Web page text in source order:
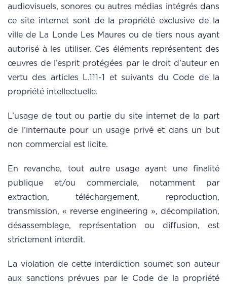
audiovisuels, sonores ou autres médias intégrés dans
ce site internet sont de la propriété exclusive de la
ville de La Londe Les Maures ou de tiers nous ayant
autorisé à les utiliser. Ces éléments représentent des
œuvres de l’esprit protégées par le droit d’auteur en
vertu des articles L.111-1 et suivants du Code de la
propriété intellectuelle.
L’usage de tout ou partie du site internet de la part
de l’internaute pour un usage privé et dans un but
non commercial est licite.
En revanche, tout autre usage ayant une finalité
publique et/ou commerciale, notamment par
extraction, téléchargement, reproduction,
transmission, « reverse engineering », décompilation,
désassemblage, représentation ou diffusion, est
strictement interdit.
La violation de cette interdiction soumet son auteur
aux sanctions prévues par le Code de la propriété